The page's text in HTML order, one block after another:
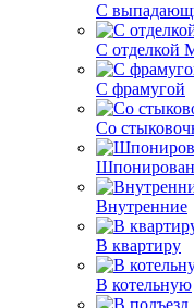
С
С отделкой
С фрамугой
Со
Внутренние
В квартиру
В котельную